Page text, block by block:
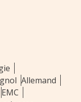
Allemand
EMC